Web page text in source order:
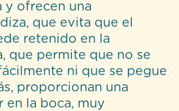
y ofrecen una
que evita que el
retenido en la
que permite que no se
ni que se pegue
proporcionan una
en la boca, muy